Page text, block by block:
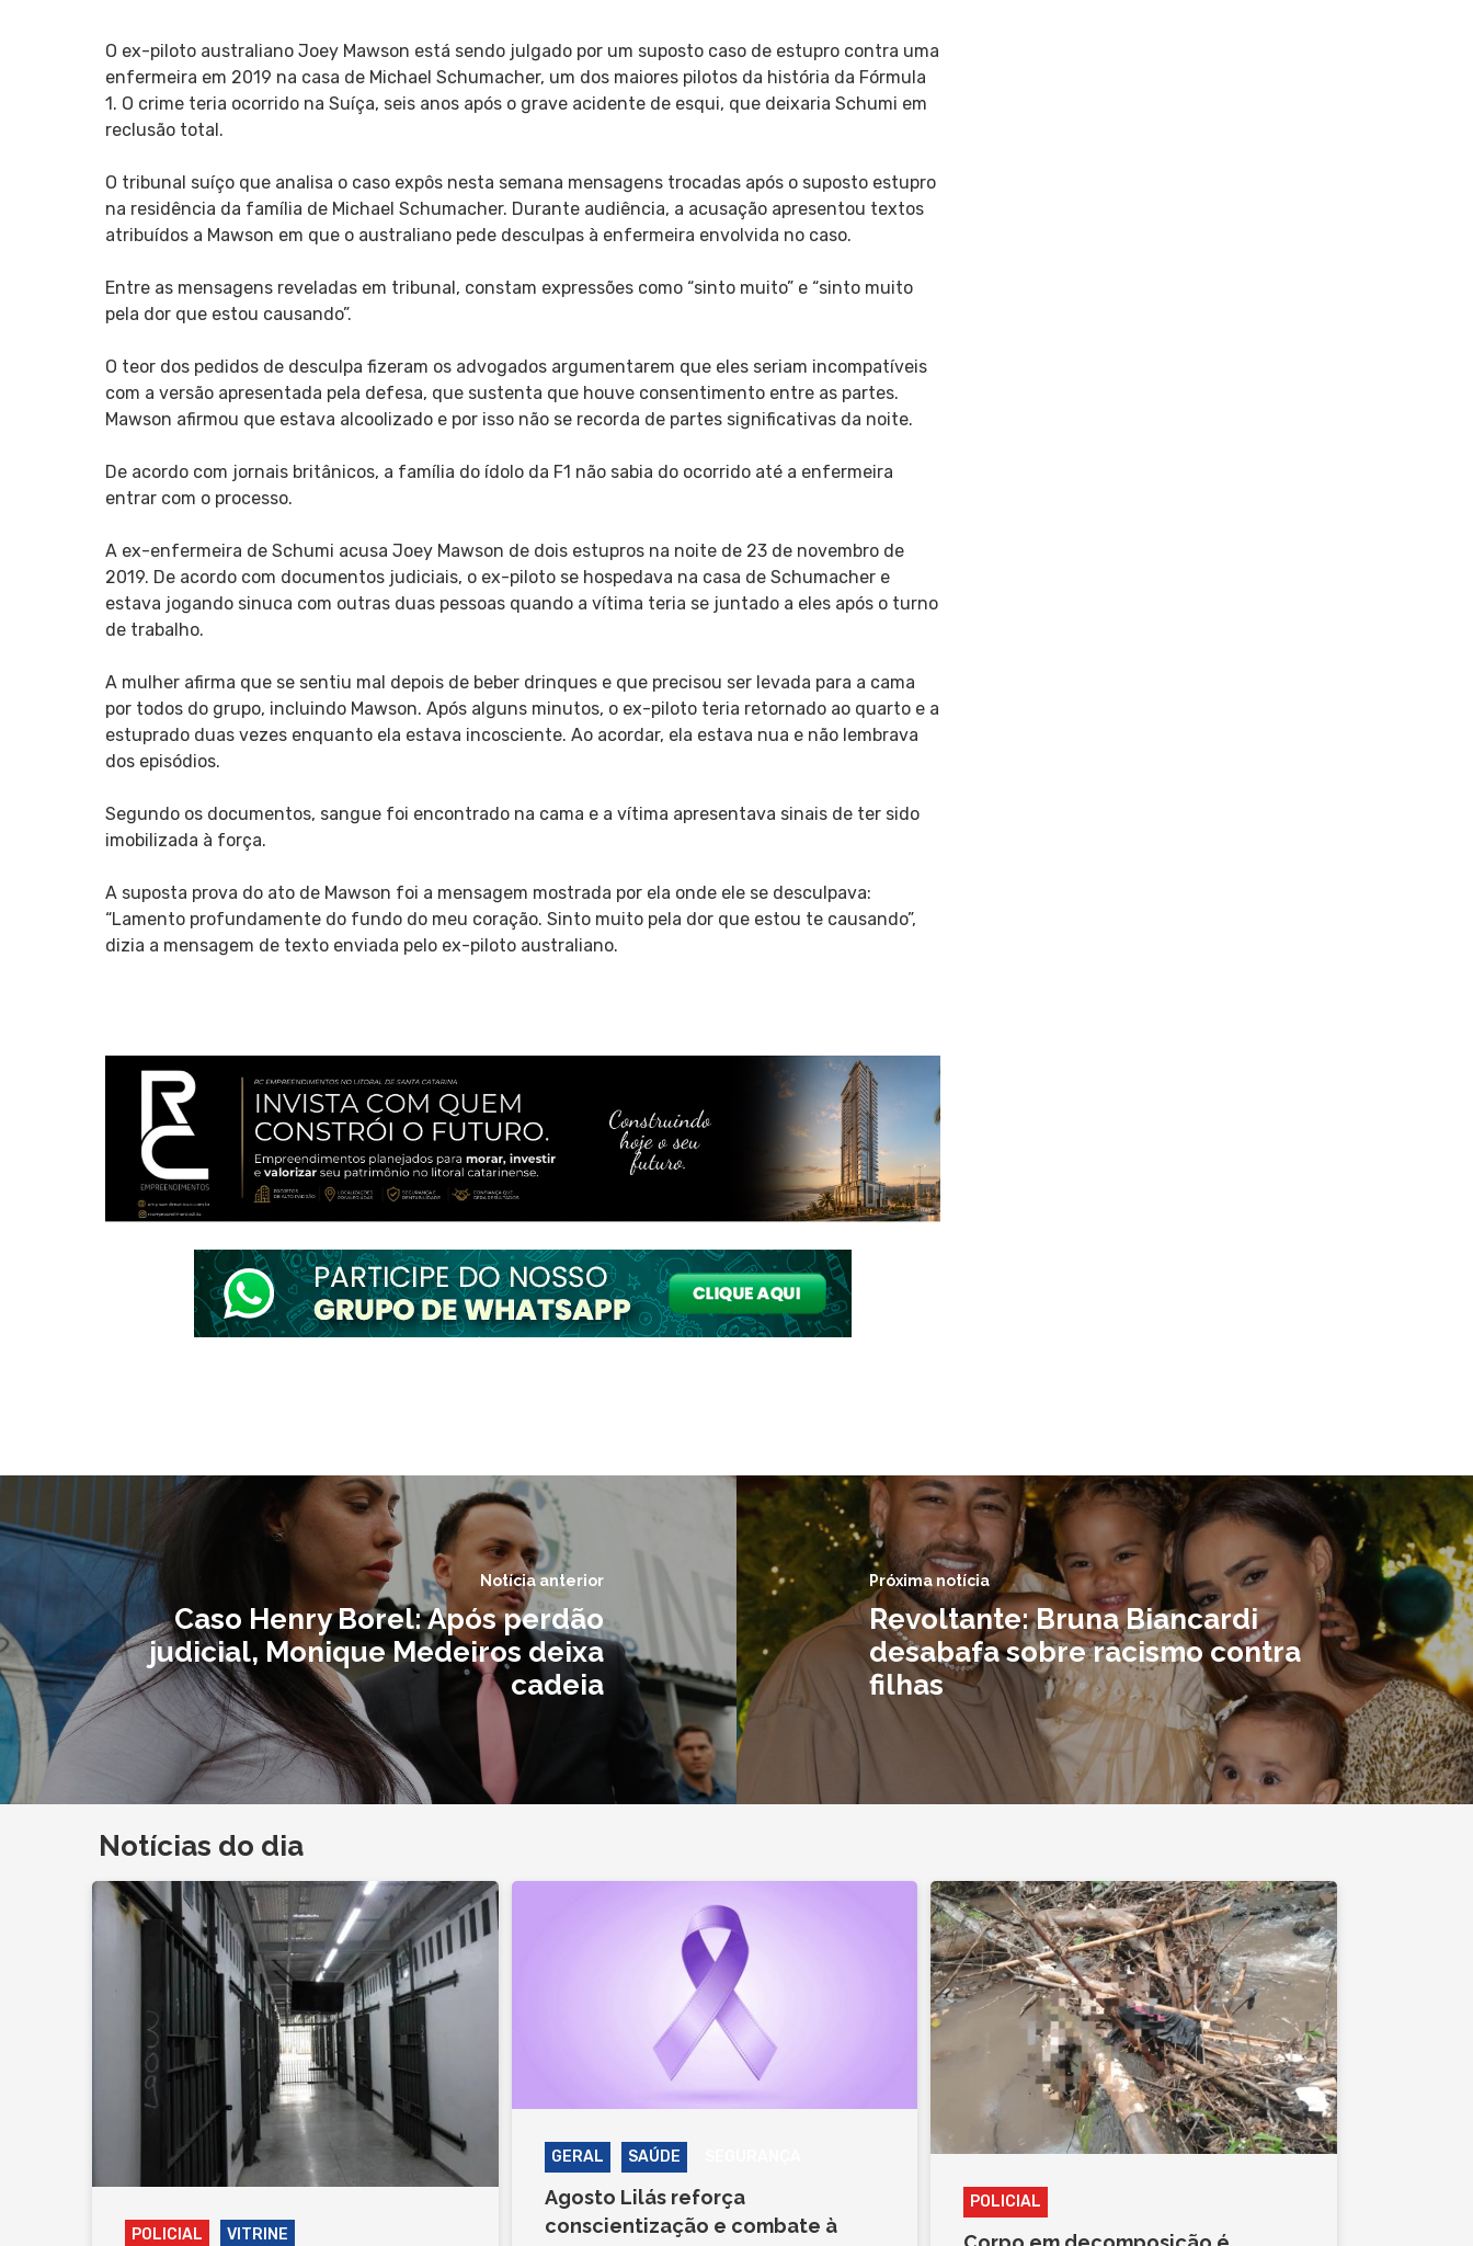
O ex-piloto australiano Joey Mawson está sendo julgado por um suposto caso de estupro contra uma
enfermeira em 2019 na casa de Michael Schumacher, um dos maiores pilotos da história da Fórmula
1. O crime teria ocorrido na Suíça, seis anos após o grave acidente de esqui, que deixaria Schumi em
reclusão total.
O tribunal suíço que analisa o caso expôs nesta semana mensagens trocadas após o suposto estupro
na residência da família de Michael Schumacher. Durante audiência, a acusação apresentou textos
atribuídos a Mawson em que o australiano pede desculpas à enfermeira envolvida no caso.
Entre as mensagens reveladas em tribunal, constam expressões como “sinto muito” e “sinto muito
pela dor que estou causando”.
O teor dos pedidos de desculpa fizeram os advogados argumentarem que eles seriam incompatíveis
com a versão apresentada pela defesa, que sustenta que houve consentimento entre as partes.
Mawson afirmou que estava alcoolizado e por isso não se recorda de partes significativas da noite.
De acordo com jornais britânicos, a família do ídolo da F1 não sabia do ocorrido até a enfermeira
entrar com o processo.
A ex-enfermeira de Schumi acusa Joey Mawson de dois estupros na noite de 23 de novembro de
2019. De acordo com documentos judiciais, o ex-piloto se hospedava na casa de Schumacher e
estava jogando sinuca com outras duas pessoas quando a vítima teria se juntado a eles após o turno
de trabalho.
A mulher afirma que se sentiu mal depois de beber drinques e que precisou ser levada para a cama
por todos do grupo, incluindo Mawson. Após alguns minutos, o ex-piloto teria retornado ao quarto e a
estuprado duas vezes enquanto ela estava incosciente. Ao acordar, ela estava nua e não lembrava
dos episódios.
Segundo os documentos, sangue foi encontrado na cama e a vítima apresentava sinais de ter sido
imobilizada à força.
A suposta prova do ato de Mawson foi a mensagem mostrada por ela onde ele se desculpava:
“Lamento profundamente do fundo do meu coração. Sinto muito pela dor que estou te causando”,
dizia a mensagem de texto enviada pelo ex-piloto australiano.
Notícia anterior
Caso Henry Borel: Após perdão
judicial, Monique Medeiros deixa
cadeia
Próxima notícia
Revoltante: Bruna Biancardi
desabafa sobre racismo contra
filhas
Notícias do dia
POLICIAL VITRINE
GERAL SAÚDE
Agosto Lilás reforça
conscientização e combate à
POLICIAL